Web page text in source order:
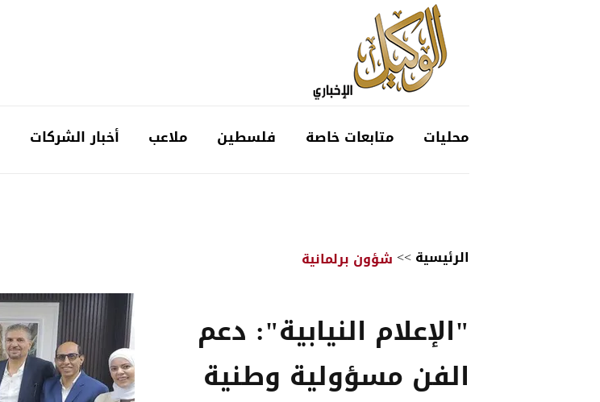
محليات متابعات خاصة فلسطين ملاعب أخبار الشركات
الرئيسية>>شؤون برلمانية
"الإعلام النيابية": دعم
الفن مسؤولية وطنية